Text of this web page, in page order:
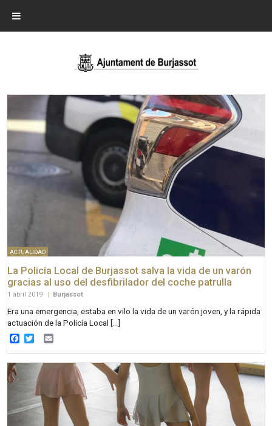
ACTUALIDAD
La Policía Local de Burjassot salva la vida de un varón
gracias al uso del desfibrilador del coche patrulla
1 abril 2019 Burjassot
Era una emergencia, estaba en vilo la vida de un varón joven, y la rápida
actuación de la Policía Local […]
Facebook
Twitter